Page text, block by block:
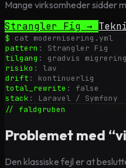
Mange virksomheder sidder
Strangler Fig →
$ cat modernisering.yml
pattern : Strangler Fig
tilgang : gradvis migrering
risiko : lav
drift : kontinuerlig
total_rewrite : false
stack :
Laravel / Symfony
// faldgruben
Problemet med
Den klassiske fejl er at